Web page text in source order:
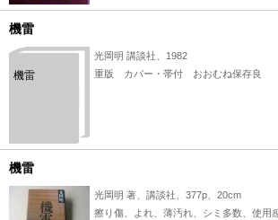
機雷
機雷
光岡明 講談社、1982
重版 カバー・帯付 おおむね保存良
機雷
光岡明 著、講談社、377p、20cm
擦り傷、よれ、薄汚れ、シミ多数、使用